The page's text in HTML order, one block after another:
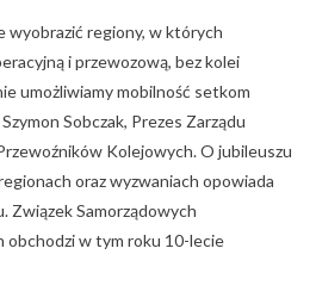
wyobrazić regiony, w których
i przewozową, bez kolei
umożliwiamy mobilność setkom
Sobczak, Prezes Zarządu
Kolejowych. O jubileuszu
oraz wyzwaniach opowiada
Związek Samorządowych
obchodzi w tym roku 10-lecie